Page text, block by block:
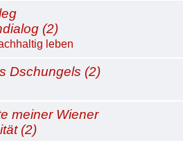
(2)
leben
Dschungels (2)
meiner Wiener
(2)